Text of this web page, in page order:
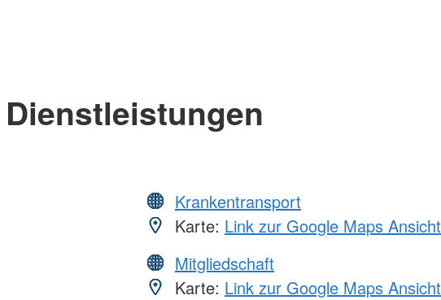
Dienstleistungen
Krankentransport
Karte: Link zur Google Maps Ansicht
Mitgliedschaft
Karte: Link zur Google Maps Ansicht